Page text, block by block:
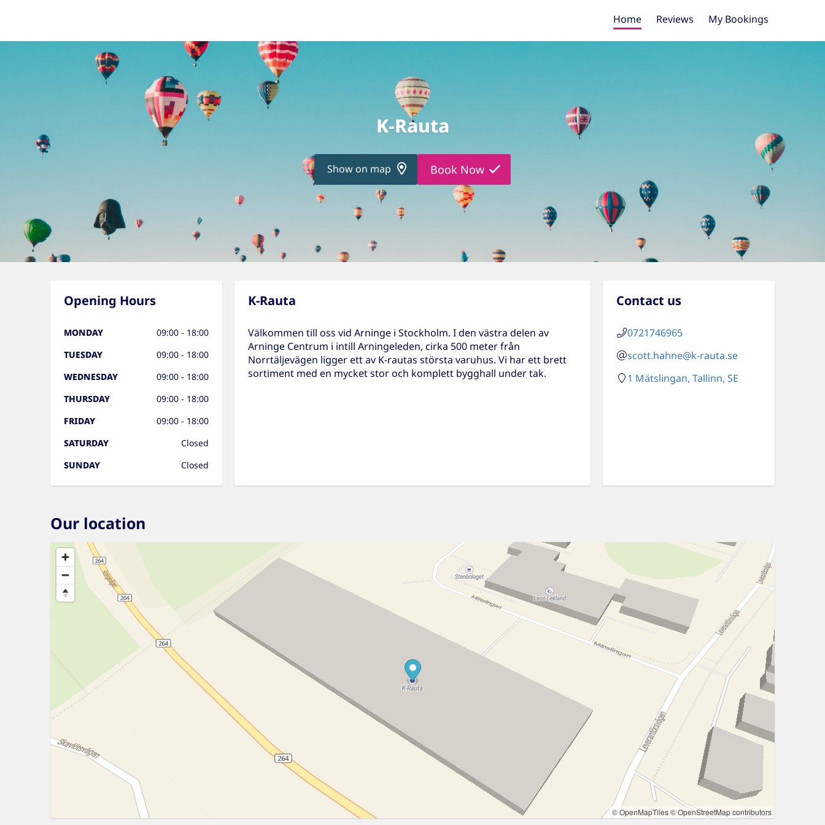
Home Reviews My Bookings
K-Rauta
Show on map Book Now
Opening Hours
MONDAY
09:00 - 18:00
TUESDAY
09:00 - 18:00
WEDNESDAY
09:00 - 18:00
THURSDAY
09:00 - 18:00
FRIDAY
09:00 - 18:00
SATURDAY
Closed
SUNDAY
Closed
K-Rauta
Välkommen till oss vid Arninge i Stockholm. I den västra delen av
Arninge Centrum i intill Arningeleden, cirka 500 meter från
Norrtäljevägen ligger ett av K-rautas största varuhus. Vi har ett brett
sortiment med en mycket stor och komplett bygghall under tak.
Contact us
0721746965
scott.hahne@k-rauta.se
1 Mätslingan, Tallinn, SE
Our location